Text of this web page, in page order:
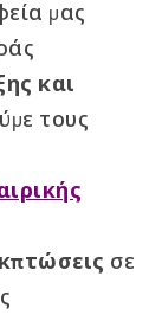
μας
και
τους
σε